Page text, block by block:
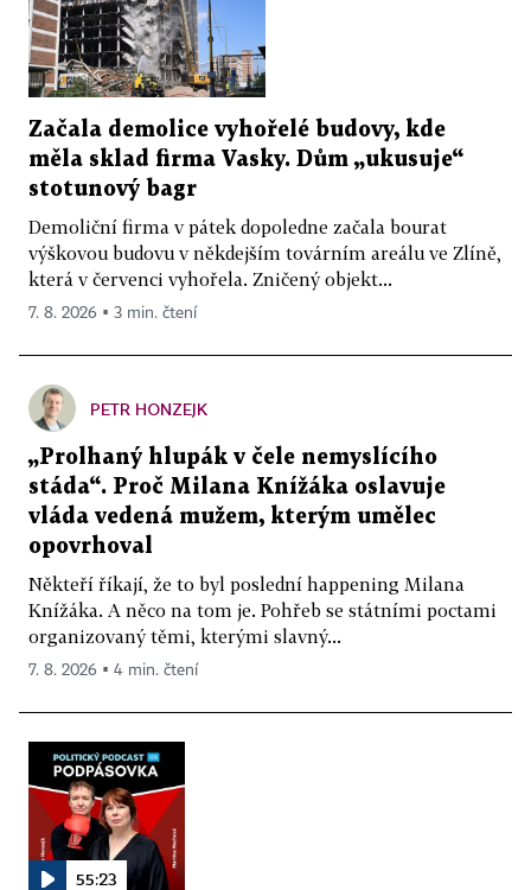
Začala demolice vyhořelé budovy, kde
měla sklad firma Vasky. Dům „ukusuje“
stotunový bagr
Demoliční firma v pátek dopoledne začala bourat
výškovou budovu v někdejším továrním areálu ve Zlíně,
která v červenci vyhořela. Zničený objekt...
7. 8. 2026 ▪ 3 min. čtení
PETR HONZEJK
„Prolhaný hlupák v čele nemyslícího
stáda“. Proč Milana Knížáka oslavuje
vláda vedená mužem, kterým umělec
opovrhoval
Někteří říkají, že to byl poslední happening Milana
Knížáka. A něco na tom je. Pohřeb se státními poctami
organizovaný těmi, kterými slavný...
7. 8. 2026 ▪ 4 min. čtení
55:23